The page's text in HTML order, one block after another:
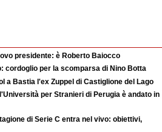
presidente: è Roberto Baiocco
cordoglio per la scomparsa di Nino Botta
a Bastia l'ex Zuppel di Castiglione del Lago
per Stranieri di Perugia è andato in
di Serie C entra nel vivo: obiettivi,